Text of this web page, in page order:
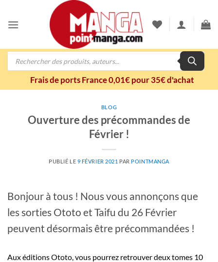
contenu
Recherche
Frais de ports France 0,01€ pour 35€ d'achat
BLOG
Ouverture des précommandes de
Février !
PUBLIÉ LE 9 FÉVRIER 2021 PAR POINTMANGA
Bonjour à tous ! Nous vous annonçons que
les sorties Ototo et Taifu du 26 Février
peuvent désormais être précommandées !
Aux éditions Ototo, vous pourrez retrouver deux tomes 10